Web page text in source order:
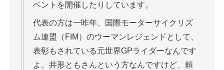
ベントを開催したりしています。
代表の方は一昨年、国際モーターサイクリズ
ム連盟（FIM）のウーマンレジェンドとして、
表彰もされている元世界GPライダーなんです
よ。井形ともさんという方なんですけど、頼